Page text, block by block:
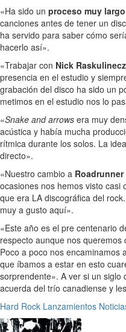
«Ha sido un proceso muy largo
canciones antes de tener un
ha servido para saber cómo
hacerlo así».
«Trabajar con Nick Raskulinecz
presencia en el estudio y
grabación del disco ha sido un
metimos en el estudio nos lo
«Snake and arrows era muy
acústica y había mucha
rítmica durante los solos. La
directo».
«Nuestro cambio a Roadrunner
ocasiones nos hemos visto casi
que era LA discográfica del
muy a gusto aquí».
«Este año es el pre centenario
respecto aunque nos
Poco a poco nos encaminamos
que íbamos a estar en esto
sorprendente». A ver si un
acuerda del trío canadiense y
Hard Rock Lanzamientos